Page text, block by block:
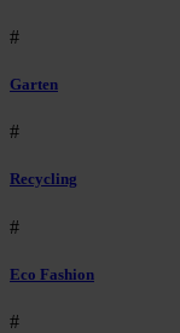
#
Garten
#
Recycling
#
Eco Fashion
#